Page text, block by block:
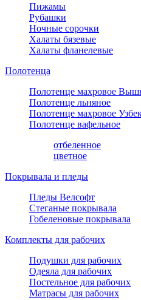
Пижамы
Рубашки
Ночные сорочки
Халаты бязевые
Халаты фланелевые
Полотенца
Полотенце махровое
Полотенце льняное
Полотенце махровое
Полотенце вафельное
отбеленное
цветное
Покрывала и пледы
Пледы Велсофт
Стеганые покрывала
Гобеленовые покрывала
Комплекты для рабочих
Подушки для рабочих
Одеяла для рабочих
Постельное для рабочих
Матрасы для рабочих